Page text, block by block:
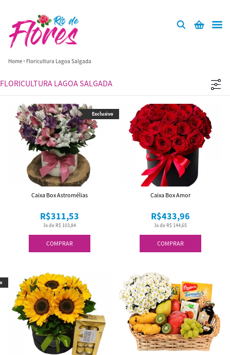
Home Floricultura Lagoa Salgada
FLORICULTURA LAGOA SALGADA
COMPRAR
3x de R$ 103,84
R$311,53
Caixa Box Astromélias
Exclusivo
COMPRAR
3x de R$ 144,65
R$433,96
Caixa Box Amor